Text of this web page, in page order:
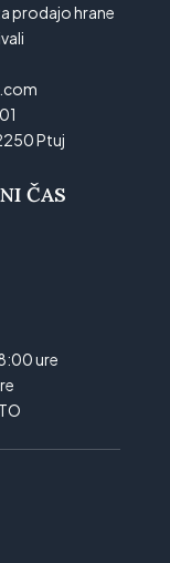
prodajo hrane
Ptuj
ČAS
ure